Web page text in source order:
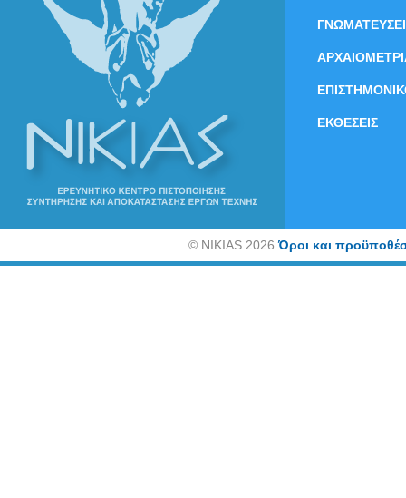
ΕΚΘΕΣΕΙΣ
©NIKIAS 2026Όροι και